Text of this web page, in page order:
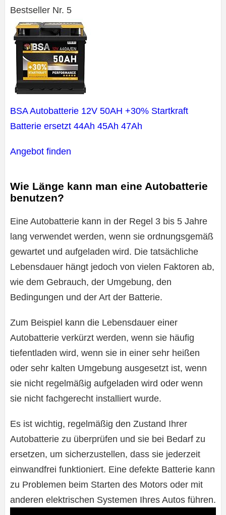
Bestseller Nr. 5
BSA Autobatterie 12V 50AH +30% Startkraft
Batterie ersetzt 44Ah 45Ah 47Ah
Angebot finden
Wie Länge kann man eine Autobatterie
benutzen?
Eine Autobatterie kann in der Regel 3 bis 5 Jahre
lang verwendet werden, wenn sie ordnungsgemäß
gewartet und aufgeladen wird. Die tatsächliche
Lebensdauer hängt jedoch von vielen Faktoren ab,
wie dem Gebrauch, der Umgebung, den
Bedingungen und der Art der Batterie.
Zum Beispiel kann die Lebensdauer einer
Autobatterie verkürzt werden, wenn sie häufig
tiefentladen wird, wenn sie in einer sehr heißen
oder sehr kalten Umgebung ausgesetzt ist, wenn
sie nicht regelmäßig aufgeladen wird oder wenn
sie nicht fachgerecht installiert wurde.
Es ist wichtig, regelmäßig den Zustand Ihrer
Autobatterie zu überprüfen und sie bei Bedarf zu
ersetzen, um sicherzustellen, dass sie jederzeit
einwandfrei funktioniert. Eine defekte Batterie kann
zu Problemen beim Starten des Motors oder mit
anderen elektrischen Systemen Ihres Autos führen.